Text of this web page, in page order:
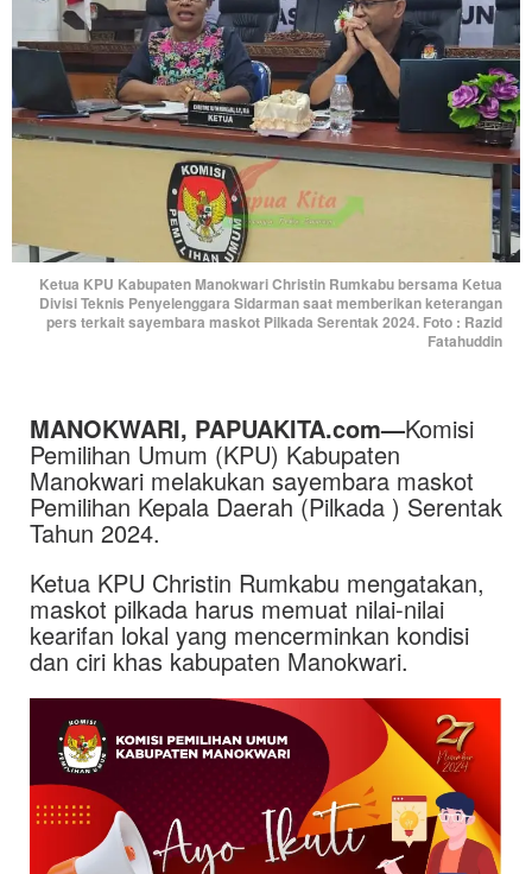
Ketua KPU Kabupaten Manokwari Christin Rumkabu bersama Ketua
Divisi Teknis Penyelenggara Sidarman saat memberikan keterangan
pers terkait sayembara maskot Pilkada Serentak 2024. Foto : Razid
Fatahuddin
MANOKWARI, PAPUAKITA.com—Komisi
Pemilihan Umum (KPU) Kabupaten
Manokwari melakukan sayembara maskot
Pemilihan Kepala Daerah (Pilkada ) Serentak
Tahun 2024.
Ketua KPU Christin Rumkabu mengatakan,
maskot pilkada harus memuat nilai-nilai
kearifan lokal yang mencerminkan kondisi
dan ciri khas kabupaten Manokwari.